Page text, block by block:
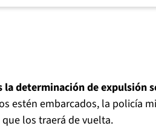
la determinación de expulsión
estén embarcados, la policía
los traerá de vuelta.